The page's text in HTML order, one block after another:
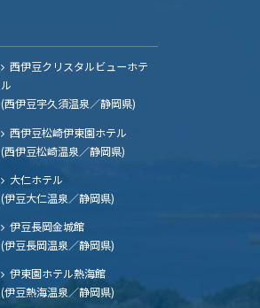
西伊豆クリスタルビューホテ
ル
(西伊豆宇久須温泉／静岡県)
西伊豆松崎伊東園ホテル
(西伊豆松崎温泉／静岡県)
大仁ホテル
(伊豆大仁温泉／静岡県)
伊豆長岡金城館
(伊豆長岡温泉／静岡県)
伊東園ホテル熱海館
(伊豆熱海温泉／静岡県)